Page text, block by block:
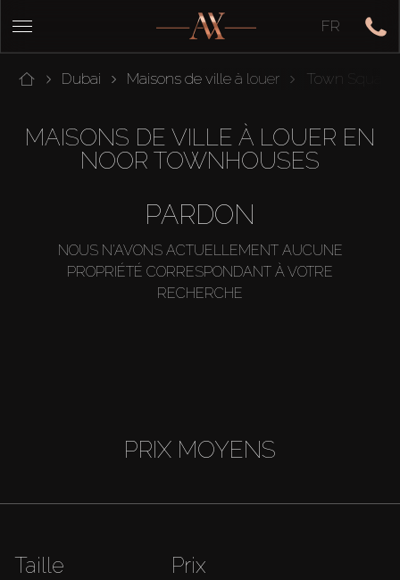
FR
Dubai Maisons de ville à louer Town Square
MAISONS DE VILLE À LOUER EN
NOOR TOWNHOUSES
PARDON
NOUS N'AVONS ACTUELLEMENT AUCUNE
PROPRIÉTÉ CORRESPONDANT À VOTRE
RECHERCHE
PRIX MOYENS
Taille Prix